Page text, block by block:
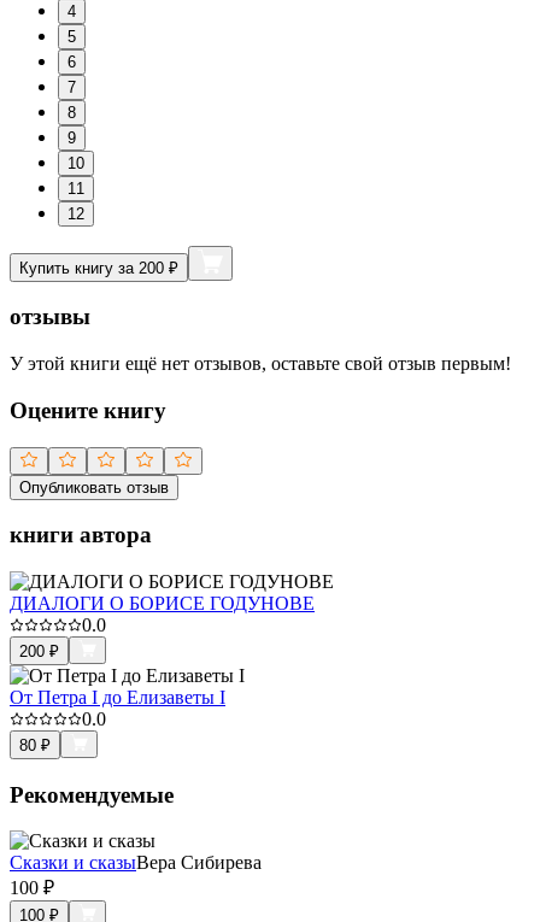
4
5
6
7
8
9
10
11
12
Купить книгу за 200 ₽
отзывы
У этой книги ещё нет отзывов, оставьте свой отзыв первым!
Оцените книгу
Опубликовать отзыв
книги автора
ДИАЛОГИ О БОРИСЕ ГОДУНОВЕ
0.0
200 ₽
От Петра I до Елизаветы I
0.0
80 ₽
Рекомендуемые
Сказки и сказыВера Сибирева
100 ₽
100 ₽